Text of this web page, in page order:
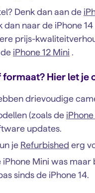
Denk dan aan de
naar de iPhone
prijs-
iPhone 12 Mini .
formaat? Hier let je
drievoudige
(zoals de iPhone
updates.
je Refurbished erg
Mini was maar
sinds de iPhone 14.